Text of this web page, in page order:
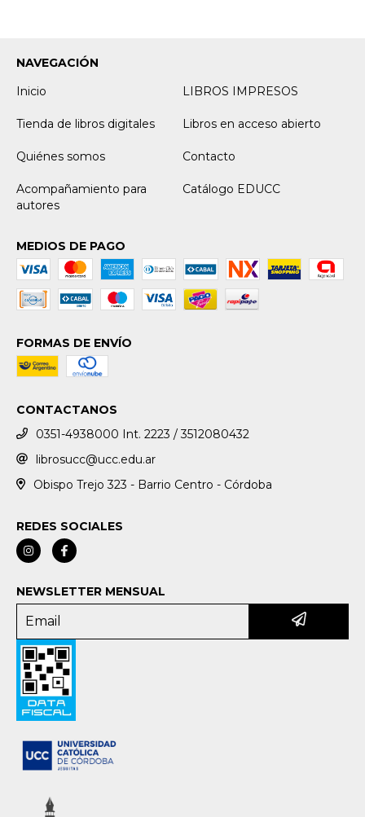
NAVEGACIÓN
Inicio
LIBROS IMPRESOS
Tienda de libros digitales Libros en acceso abierto
Quiénes somos Contacto
Acompañamiento para
autores
Catálogo EDUCC
MEDIOS DE PAGO
FORMAS DE ENVÍO
CONTACTANOS
0351-4938000 Int. 2223 / 3512080432
librosucc@ucc.edu.ar
Obispo Trejo 323 - Barrio Centro - Córdoba
REDES SOCIALES
NEWSLETTER MENSUAL